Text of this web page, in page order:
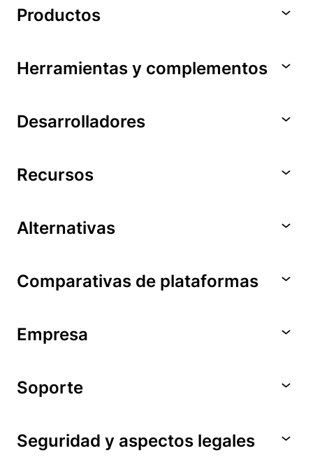
Productos
Herramientas y complementos
Desarrolladores
Recursos
Alternativas
Comparativas de plataformas
Empresa
Soporte
Seguridad y aspectos legales